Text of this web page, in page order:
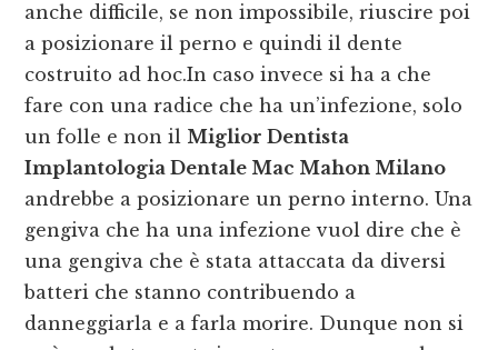
anche difficile, se non impossibile, riuscire poi
a posizionare il perno e quindi il dente
costruito ad hoc.In caso invece si ha a che
fare con una radice che ha un’infezione, solo
un folle e non il Miglior Dentista
Implantologia Dentale Mac Mahon Milano
andrebbe a posizionare un perno interno. Una
gengiva che ha una infezione vuol dire che è
una gengiva che è stata attaccata da diversi
batteri che stanno contribuendo a
danneggiarla e a farla morire. Dunque non si